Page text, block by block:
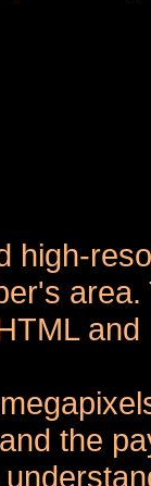
high-
the